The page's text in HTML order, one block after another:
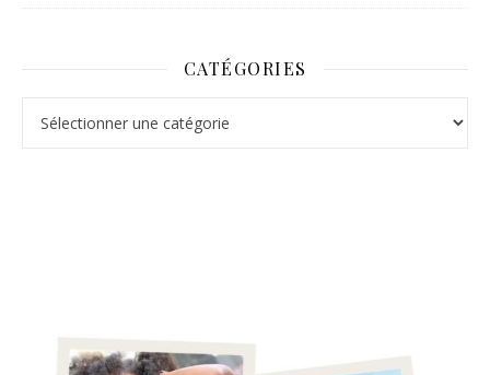
CATÉGORIES